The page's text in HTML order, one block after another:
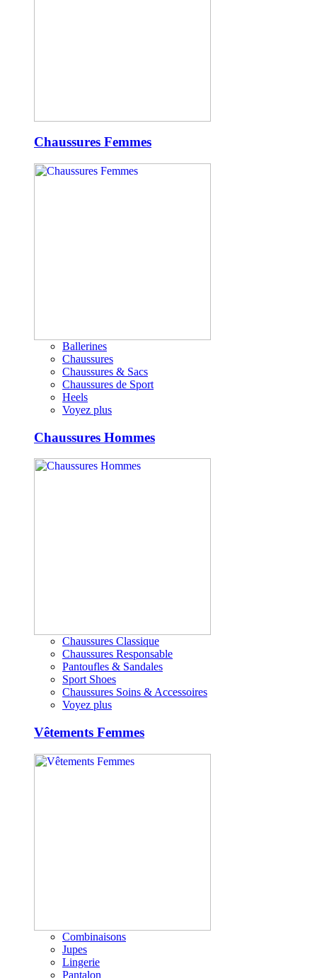
Chaussures Femmes
Ballerines
Chaussures
Chaussures & Sacs
Chaussures de Sport
Heels
Voyez plus
Chaussures Hommes
Chaussures Classique
Chaussures Responsable
Pantoufles & Sandales
Sport Shoes
Chaussures Soins & Accessoires
Voyez plus
Vêtements Femmes
Combinaisons
Jupes
Lingerie
Pantalon